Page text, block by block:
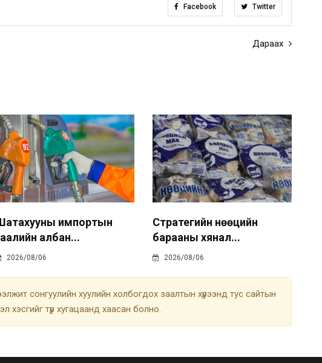
Facebook Twitter
Дараах
импортын
албан...
2026/08/06
Стратегийн нөөцийн
барааны хянал...
2026/08/06
сонгуулийн хуулийн холбогдох заалтын хүрээнд тус сайтын
хэсгийг түр хугацаанд хаасан болно.